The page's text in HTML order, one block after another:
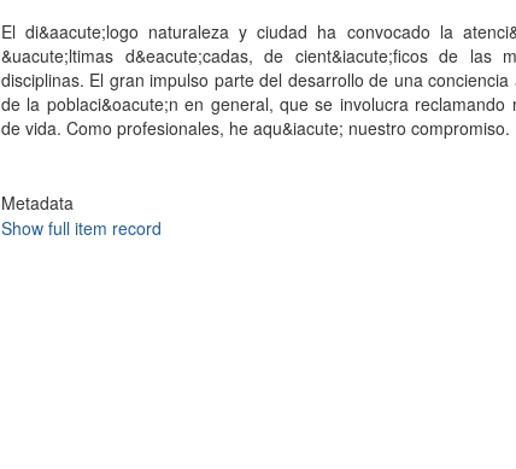
El di&aacute;logo naturaleza y ciudad ha convocado la
&uacute;ltimas d&eacute;cadas, de cient&iacute;ficos de las
disciplinas. El gran impulso parte del desarrollo de una
de la poblaci&oacute;n en general, que se involucra reclamando
de vida. Como profesionales, he aqu&iacute; nuestro compromiso.
Metadata
Show full item record